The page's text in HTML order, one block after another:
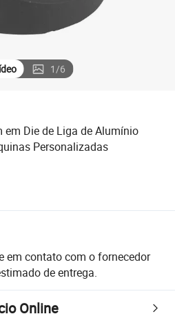
1/6
Die de Liga de Alumínio
Personalizadas
em contato com o fornecedor
de entrega.
Online